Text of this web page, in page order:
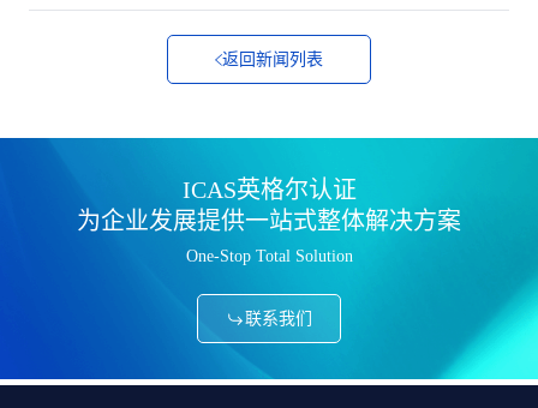
返回新闻列表
ICAS英格尔认证
为企业发展提供一站式整体解决方案
One-Stop Total Solution
联系我们